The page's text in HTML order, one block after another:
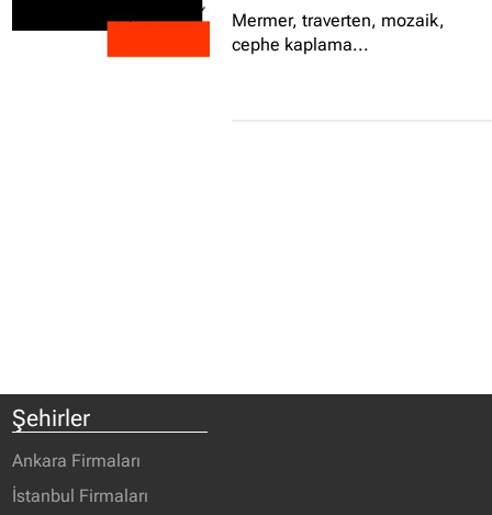
Mermer, traverten, mozaik,
cephe kaplama...
Şehirler
Ankara Firmaları
İstanbul Firmaları